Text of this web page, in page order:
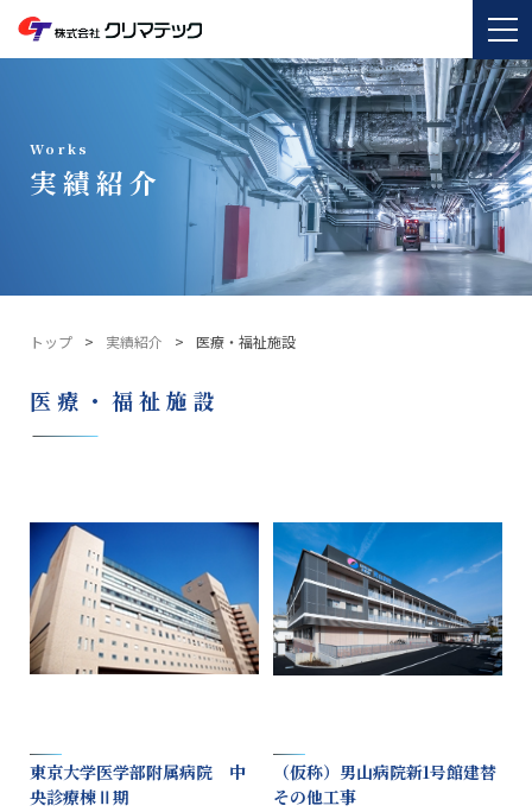
Works
実績紹介
トップ 実績紹介 医療・福祉施設
医療・福祉施設
東京大学医学部附属病院 中
央診療棟Ⅱ期
（仮称）男山病院新1号館建替
その他工事